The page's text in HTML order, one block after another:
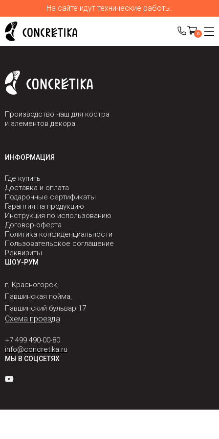
На сайте идут технические работы.
0
Производство чаш для костра
и элементов декора
ИНФОРМАЦИЯ
Где купить
Доставка и оплата
Подарочные сертификаты
Гарантия на продукцию
Инструкция по использованию
Договор-оферта
Политика конфиденциальности
Пользовательское соглашение
Реквизиты
ШОУ-РУМ
г. Красногорск,
Павшинская пойма,
Павшинский бульвар 17
Схема проезда
+7 499 490-00-80
info@concretika.ru
МЫ В СОЦСЕТЯХ